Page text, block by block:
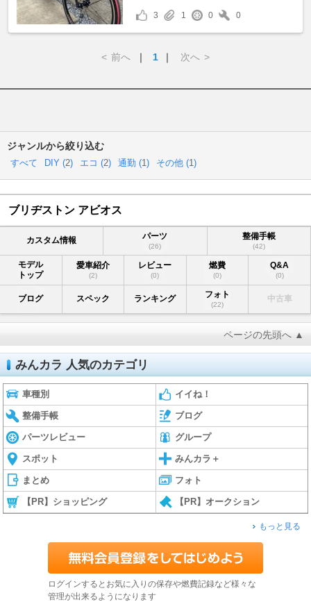
3 1 0 0
< 前へ ｜ 1 ｜ 次へ >
ジャンルから絞り込む
すべて DIY (2) エコ (2) 通勤 (1 ) その他 (1 )
ブリヂストン アビオス
カスタム情報 パーツ
(26)
整備手帳
(42)
モデル
トップ
愛車紹介
(2)
レビュー
(0)
燃費
(0)
Q&A
(0)
ブログ スペック ランキング フォト
(22)
中古車
ページの先頭へ ▲
みんカラ 人気のカテゴリ
車種別 イイね！
整備手帳 ブログ
パーツレビュー グループ
スポット みんカラ＋
まとめ フォト
【PR】ショッピング 【PR】オークション
もっと見る
ログインするとお気に入りの保存や燃費記録など様々な
管理が出来るようになります